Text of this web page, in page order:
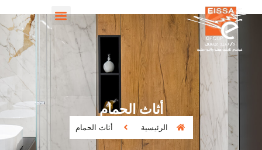
أثاث الحمام
الرئيسية أثاث الحمام